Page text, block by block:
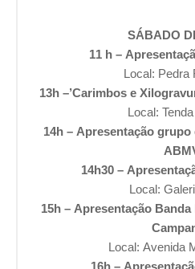
SÁBADO
11 h –
Local: Pedra
13h –’Carimbos e
Local:
14h – Apresentação grupo
14h30 –
Local:
15h – Apresentação
Local: Avenida